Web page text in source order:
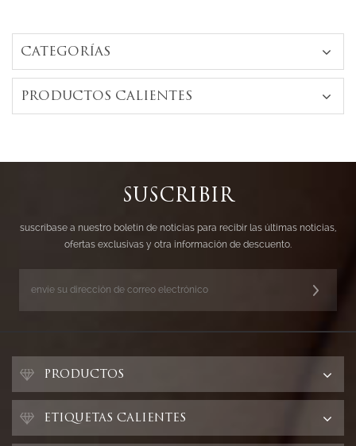
CATEGORÍAS
PRODUCTOS CALIENTES
SUSCRIBIR
suscríbase a nuestro boletín de noticias para recibir las últimas noticias,
ofertas exclusivas y otra información de descuento.
PRODUCTOS
ETIQUETAS CALIENTES